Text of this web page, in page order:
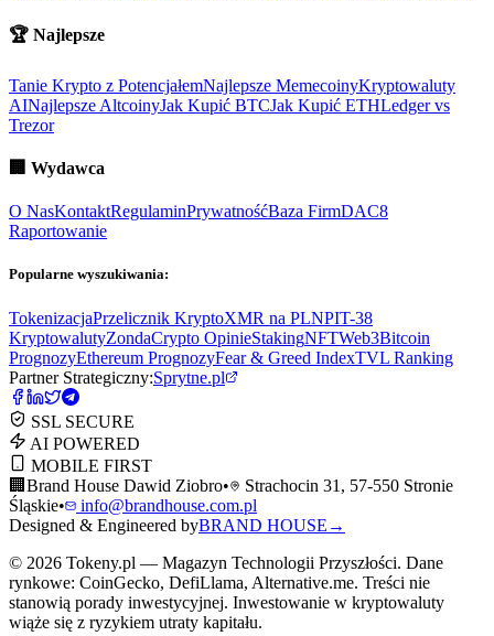
🏆 Najlepsze
Tanie Krypto z PotencjałemNajlepsze MemecoinyKryptowaluty
AINajlepsze AltcoinyJak Kupić BTCJak Kupić ETHLedger vs
Trezor
🏢 Wydawca
O NasKontaktRegulaminPrywatnośćBaza FirmDAC8
Raportowanie
Popularne wyszukiwania:
TokenizacjaPrzelicznik KryptoXMR na PLNPIT-38
KryptowalutyZondaCrypto OpinieStakingNFTWeb3Bitcoin
PrognozyEthereum PrognozyFear & Greed IndexTVL Ranking
Partner Strategiczny:Sprytne.pl
SSL SECURE
AI POWERED
MOBILE FIRST
🏢 Brand House Dawid Ziobro•
Strachocin 31, 57-550 Stronie
Śląskie•
info@brandhouse.com.pl
Designed & Engineered byBRAND HOUSE →
© 2026 Tokeny.pl — Magazyn Technologii Przyszłości. Dane
rynkowe: CoinGecko, DefiLlama, Alternative.me. Treści nie
stanowią porady inwestycyjnej. Inwestowanie w kryptowaluty
wiąże się z ryzykiem utraty kapitału.